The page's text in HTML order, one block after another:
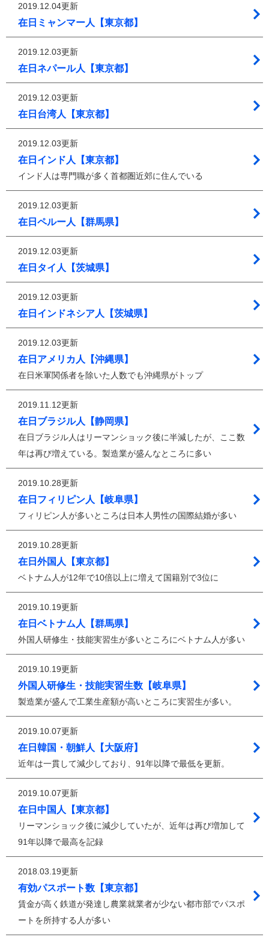
2019.12.04更新
在日ミャンマー人【東京都】
2019.12.03更新
在日ネパール人【東京都】
2019.12.03更新
在日台湾人【東京都】
2019.12.03更新
在日インド人【東京都】
インド人は専門職が多く首都圏近郊に住んでいる
2019.12.03更新
在日ペルー人【群馬県】
2019.12.03更新
在日タイ人【茨城県】
2019.12.03更新
在日インドネシア人【茨城県】
2019.12.03更新
在日アメリカ人【沖縄県】
在日米軍関係者を除いた人数でも沖縄県がトップ
2019.11.12更新
在日ブラジル人【静岡県】
在日ブラジル人はリーマンショック後に半減したが、ここ数
年は再び増えている。製造業が盛んなところに多い
2019.10.28更新
在日フィリピン人【岐阜県】
フィリピン人が多いところは日本人男性の国際結婚が多い
2019.10.28更新
在日外国人【東京都】
ベトナム人が12年で10倍以上に増えて国籍別で3位に
2019.10.19更新
在日ベトナム人【群馬県】
外国人研修生・技能実習生が多いところにベトナム人が多い
2019.10.19更新
外国人研修生・技能実習生数【岐阜県】
製造業が盛んで工業生産額が高いところに実習生が多い。
2019.10.07更新
在日韓国・朝鮮人【大阪府】
近年は一貫して減少しており、91年以降で最低を更新。
2019.10.07更新
在日中国人【東京都】
リーマンショック後に減少していたが、近年は再び増加して
91年以降で最高を記録
2018.03.19更新
有効パスポート数【東京都】
賃金が高く鉄道が発達し農業就業者が少ない都市部でパスポ
ートを所持する人が多い